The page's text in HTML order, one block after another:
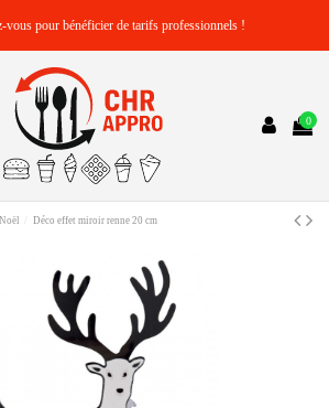
vous pour bénéficier de tarifs professionnels !
0
Noël Déco effet miroir renne 20 cm